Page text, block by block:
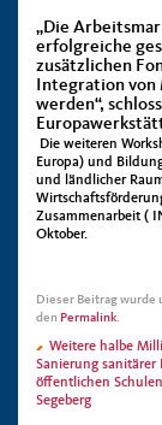
„Die
erfolgreiche
zusätzlichen
Integration
werden“,
Die weiteren
Europa) und
und ländlicher
Zusammenarbeit (
Oktober.
Dieser Beitrag wurde
den Permalink.
Weitere halbe
Sanierung sanitärer
öffentlichen
Segeberg